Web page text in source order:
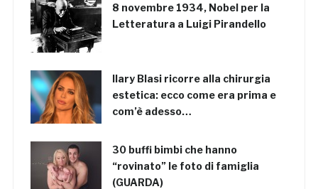
8 novembre 1934, Nobel per la
Letteratura a Luigi Pirandello
Ilary Blasi ricorre alla chirurgia
estetica: ecco come era prima e
com’è adesso…
30 buffi bimbi che hanno
“rovinato” le foto di famiglia
(GUARDA)